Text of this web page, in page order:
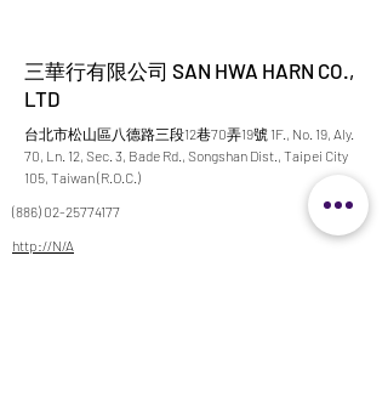
三華行有限公司 SAN HWA HARN CO.,
LTD
台北市松山區八德路三段12巷70弄19號 1F., No. 19, Aly.
70, Ln. 12, Sec. 3, Bade Rd., Songshan Dist., Taipei City
105, Taiwan (R.O.C.)
(886) 02-25774177
http://N/A